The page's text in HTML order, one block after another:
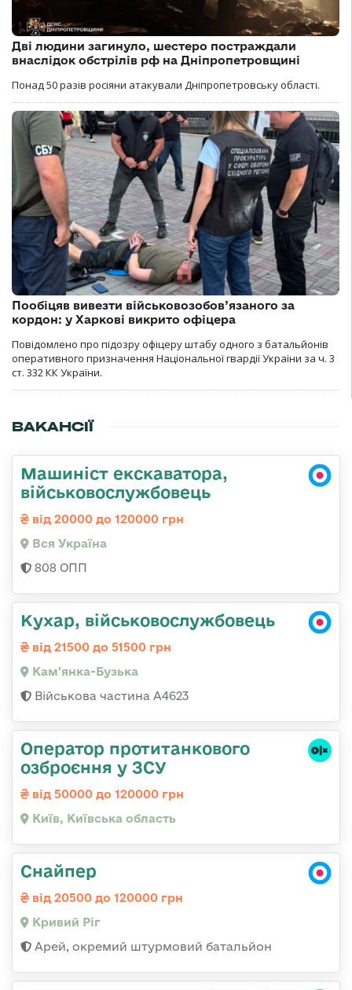
Дві людини загинуло, шестеро постраждали
внаслідок обстрілів рф на Дніпропетровщині
Понад 50 разів росіяни атакували Дніпропетровську області.
Пообіцяв вивезти військовозобов’язаного за
кордон: у Харкові викрито офіцера
Повідомлено про підозру офіцеру штабу одного з батальйонів
оперативного призначення Національної гвардії України за ч. 3
ст. 332 КК України.
ВАКАНСІЇ
Машиніст екскаватора,
військовослужбовець
від 20000 до 120000 грн
Вся Україна
808 ОПП
Кухар, військовослужбовець
від 21500 до 51500 грн
Кам'янка-Бузька
Військова частина А4623
Оператор протитанкового
озброєння у ЗСУ
від 50000 до 120000 грн
Київ, Київська область
Снайпер
від 20500 до 120000 грн
Кривий Ріг
Арей, окремий штурмовий батальйон